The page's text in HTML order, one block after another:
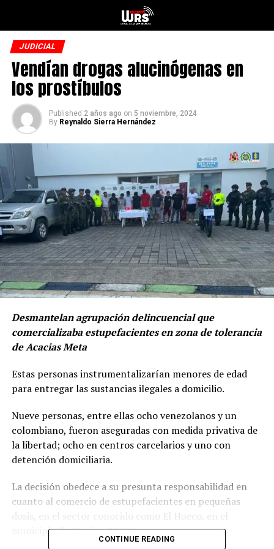
JUDICIAL
Vendían drogas alucinógenas en
los prostíbulos
Published 2 años ago on 5 noviembre, 2024
By Reynaldo Sierra Hernández
Desmantelan agrupación delincuencial que
comercializaba estupefacientes en zona de tolerancia
de Acacias Meta
Estas personas instrumentalizarían menores de edad
para entregar las sustancias ilegales a domicilio.
Nueve personas, entre ellas ocho venezolanos y un
colombiano, fueron aseguradas con medida privativa de
la libertad; ocho en centros carcelarios y uno con
detención domiciliaria.
La decisión obedece a su presunta responsabilidad en
cuanto al comercio de estupefacientes en pequeñas
dosis, en el sector conocido como El Hueco, en el
municipio de Acacias (Meta).
CONTINUE READING